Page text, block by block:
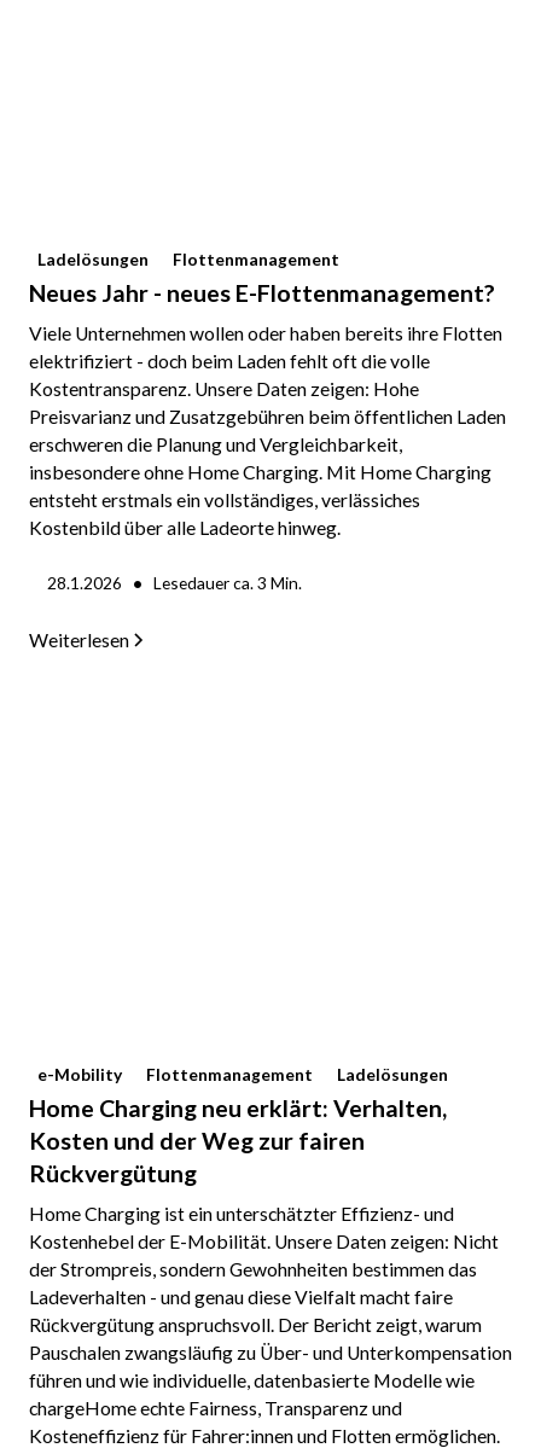
Ladelösungen Flottenmanagement
Neues Jahr - neues E-Flottenmanagement?
Viele Unternehmen wollen oder haben bereits ihre Flotten
elektrifiziert - doch beim Laden fehlt oft die volle
Kostentransparenz. Unsere Daten zeigen: Hohe
Preisvarianz und Zusatzgebühren beim öffentlichen Laden
erschweren die Planung und Vergleichbarkeit,
insbesondere ohne Home Charging. Mit Home Charging
entsteht erstmals ein vollständiges, verlässiches
Kostenbild über alle Ladeorte hinweg.
28.1.2026 • Lesedauer ca.3 Min.
Weiterlesen
e-Mobility Flottenmanagement Ladelösungen
Home Charging neu erklärt: Verhalten,
Kosten und der Weg zur fairen
Rückvergütung
Home Charging ist ein unterschätzter Effizienz- und
Kostenhebel der E-Mobilität. Unsere Daten zeigen: Nicht
der Strompreis, sondern Gewohnheiten bestimmen das
Ladeverhalten - und genau diese Vielfalt macht faire
Rückvergütung anspruchsvoll. Der Bericht zeigt, warum
Pauschalen zwangsläufig zu Über- und Unterkompensation
führen und wie individuelle, datenbasierte Modelle wie
chargeHome echte Fairness, Transparenz und
Kosteneffizienz für Fahrer:innen und Flotten ermöglichen.